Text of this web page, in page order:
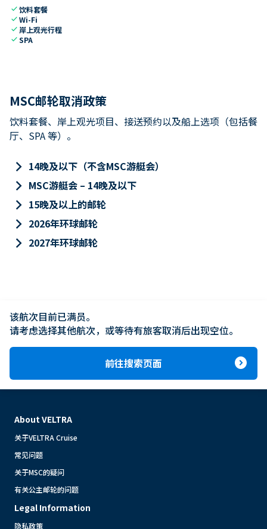
check饮料套餐
checkWi-Fi
check 岸上观光行程
checkSPA
MSC邮轮取消政策
饮料套餐、岸上观光项目、接送预约以及船上选项（包括餐
厅、SPA 等）。
keyboard_arrow_right 14晚及以下（不含MSC游艇会）
keyboard_arrow_right MSC游艇会 – 14晚及以下
keyboard_arrow_right 15晚及以上的邮轮
keyboard_arrow_right 2026年环球邮轮
keyboard_arrow_right 2027年环球邮轮
该航次目前已满员。
请考虑选择其他航次，或等待有旅客取消后出现空位。
前往搜索页面 expand_circle_right
About VELTRA
关于VELTRA Cruise
常见问题
关于MSC的疑问
有关公主邮轮的问题
Legal Information
隐私政策